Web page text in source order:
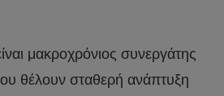
μακροχρόνιος συνεργάτης
θέλουν σταθερή ανάπτυξη